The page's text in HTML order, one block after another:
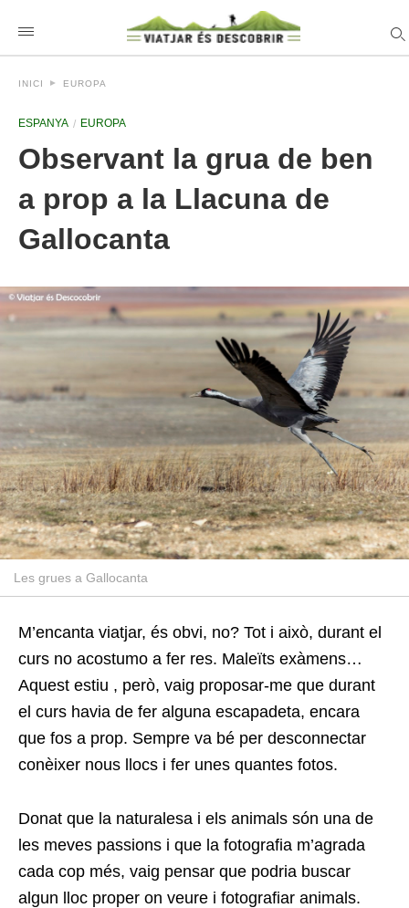
INICI EUROPA
ESPANYA EUROPA
Observant la grua de ben
a prop a la Llacuna de
Gallocanta
Les grues a Gallocanta
M’encanta viatjar, és obvi, no? Tot i això, durant el
curs no acostumo a fer res. Maleïts exàmens…
Aquest estiu , però, vaig proposar-me que durant
el curs havia de fer alguna escapadeta, encara
que fos a prop. Sempre va bé per desconnectar
conèixer nous llocs i fer unes quantes fotos.
Donat que la naturalesa i els animals són una de
les meves passions i que la fotografia m’agrada
cada cop més, vaig pensar que podria buscar
algun lloc proper on veure i fotografiar animals.